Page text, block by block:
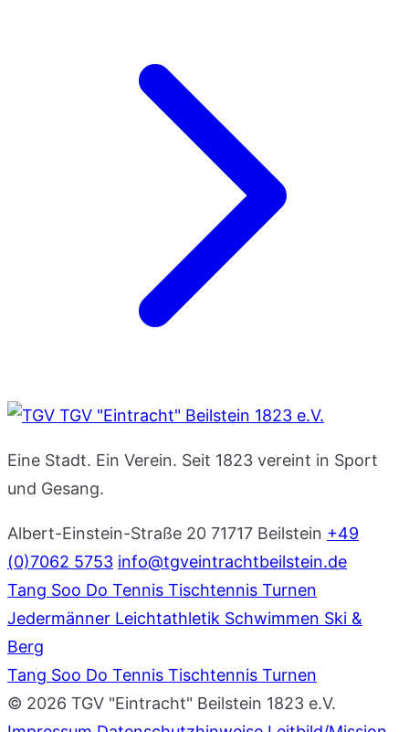
TGV "Eintracht" Beilstein 1823 e.V.
Eine Stadt. Ein Verein. Seit 1823 vereint in Sport
und Gesang.
Albert-Einstein-Straße 20 71717 Beilstein +49
(0)7062 5753 info@tgveintrachtbeilstein.de
Tang Soo Do Tennis Tischtennis Turnen
Jedermänner Leichtathletik Schwimmen Ski &
Berg
Tang Soo Do Tennis Tischtennis Turnen
© 2026 TGV "Eintracht" Beilstein 1823 e.V.